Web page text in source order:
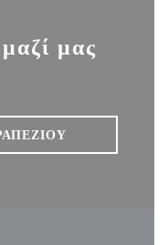
μας